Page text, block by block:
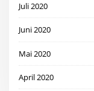
Juli 2020
Juni 2020
Mai 2020
April 2020